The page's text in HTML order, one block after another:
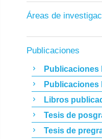
Áreas de
Publicaciones
Publicaciones
Publicaciones
Libros
Tesis de
Tesis de